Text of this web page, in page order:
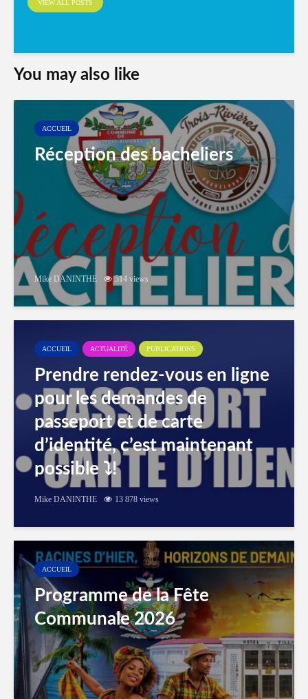
VIEW ALL POSTS
You may also like
ACCUEIL
Réception des bacheliers
Mike DANINTHE 514 views
ACCUEIL ACTUALITÉ PUBLICATIONS
Prendre rendez-vous en ligne
pour les demandes de
passeport et de carte
d’identité, c’est maintenant
possible ⤵️!
Mike DANINTHE 13 878 views
ACCUEIL
Programme de la Fête
Communale 2026